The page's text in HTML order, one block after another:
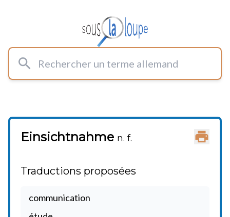
Rechercher un terme allemand
Einsichtnahme n. f.
Traductions proposées
communication